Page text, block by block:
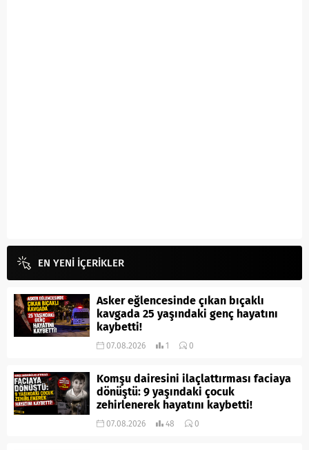
EN YENİ İÇERİKLER
Asker eğlencesinde çıkan bıçaklı
kavgada 25 yaşındaki genç hayatını
kaybetti!
07.08.2026 1 0
Komşu dairesini ilaçlattırması faciaya
dönüştü: 9 yaşındaki çocuk
zehirlenerek hayatını kaybetti!
07.08.2026 48 0